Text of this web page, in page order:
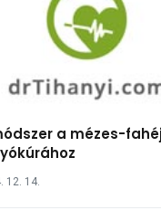
a mézes-
12. 14.